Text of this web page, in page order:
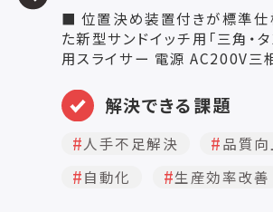
■ 位置決め装置付きが標準仕
た新型サンドイッチ用「三角・タ
用スライサー 電源 AC200V三相
1760mm×9×9山 0.2MPA
24NL/分(刃物2本使用時) 据
(mm) 1615×1227×2000 重量(kg)
460 能力(コンベア速度) 2
アー源,水源 0.5MPA 20NL/分
解決できる課題
人手不足解決
品質向
自動化
生産効率改善